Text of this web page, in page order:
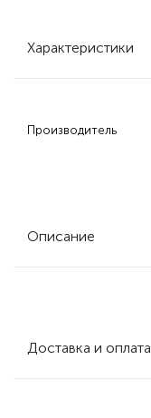
Характеристики
Производитель
Описание
Доставка и оплата